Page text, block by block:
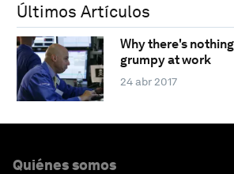
Últimos Artículos
Why there's
grumpy at work
24 abr 2017
Quiénes somos